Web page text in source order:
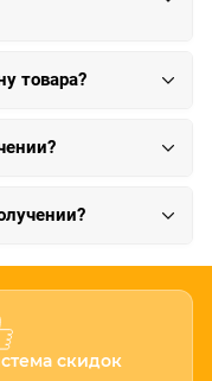
товара?
скидок